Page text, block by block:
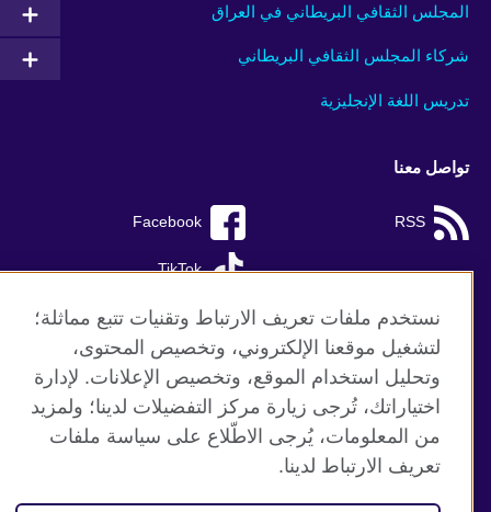
المجلس الثقافي البريطاني في العراق
شركاء المجلس الثقافي البريطاني
تدريس اللغة الإنجليزية
تواصل معنا
Facebook RSS
TikTok
موقع المجلس الثقافي البريطاني العالمي
الخصوصية وشروط الاستخدام
ملفات تعريف الإرتباط
خريطة الموقع
نستخدم ملفات تعريف الارتباط وتقنيات تتبع مماثلة؛
لتشغيل موقعنا الإلكتروني، وتخصيص المحتوى،
وتحليل استخدام الموقع، وتخصيص الإعلانات. لإدارة
اختياراتك، تُرجى زيارة مركز التفضيلات لدينا؛ ولمزيد
من المعلومات، يُرجى الاطّلاع على سياسة ملفات
تعريف الارتباط لدينا.